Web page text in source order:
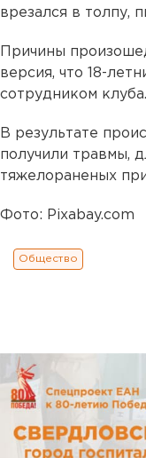
врезался в толпу,
Причины
версия, что 18-
сотрудником клуба.
В результате
получили травмы,
тяжелораненых
Фото: Pixabay.com
Общество